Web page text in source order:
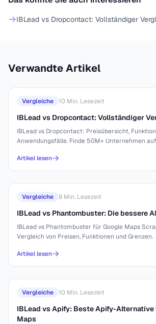
IBLead vs Dropcontact: Vollständiger
Verwandte Artikel
Vergleiche 10 Min. Lesezeit
IBLead vs Dropcontact: Vollständiger
IBLead vs Dropcontact: Preisübersicht,
Anwendungsfälle. Finde 50M+ Unternehmen
Artikel lesen
Vergleiche 9 Min. Lesezeit
IBLead vs Phantombuster: Die bessere
IBLead vs Phantombuster für Google Maps
Vergleich von Preisen, Funktionen und Grenzen.
Artikel lesen
Vergleiche 10 Min. Lesezeit
IBLead vs Apify: Beste Apify-Alternative
Maps